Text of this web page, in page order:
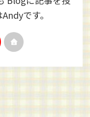
です。